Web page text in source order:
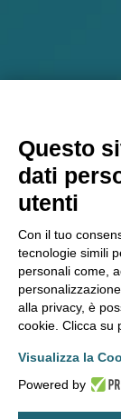
ERION
Via
P.IVA/C.F./
Questo
dati
utenti
Con il tuo
tecnologie simili
personali come,
alla privacy, è
cookie. Clicca su
Visualizza la
Powered by